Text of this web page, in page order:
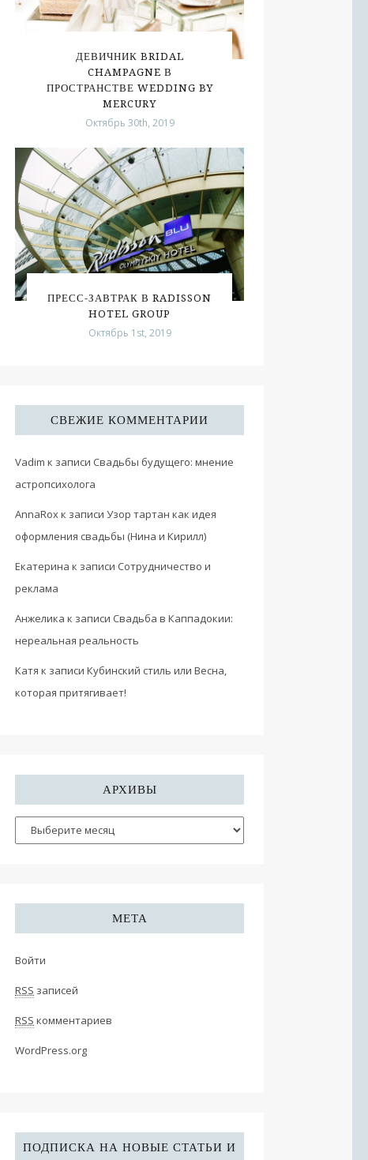
ДЕВИЧНИК BRIDAL
CHAMPAGNE В
ПРОСТРАНСТВЕ WEDDING BY
MERCURY
Октябрь 30th, 2019
ПРЕСС-ЗАВТРАК В RADISSON
HOTEL GROUP
Октябрь 1st, 2019
СВЕЖИЕ КОММЕНТАРИИ
Vadim к записи Свадьбы будущего: мнение
астропсихолога
AnnaRoxк записи Узор тартан как идея
оформления свадьбы (Нина и Кирилл)
Екатерина к записи Сотрудничество и
реклама
Анжелика к записи Свадьба в Каппадокии:
нереальная реальность
Катя к записи Кубинский стиль или Весна,
которая притягивает!
АРХИВЫ
МЕТА
Войти
RSS записей
RSS комментариев
WordPress.org
ПОДПИСКА НА НОВЫЕ СТАТЬИ И